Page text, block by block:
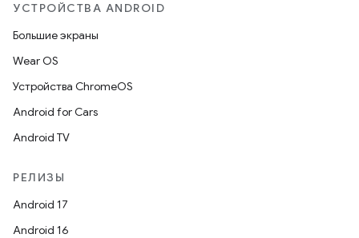
УСТРОЙСТВА ANDROID
Большие экраны
Wear OS
Устройства ChromeOS
Android for Cars
Android TV
РЕЛИЗЫ
Android 17
Android 16